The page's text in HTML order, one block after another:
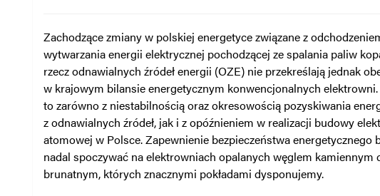
Zachodzące zmiany w polskiej energetyce związane z
wytwarzania energii elektrycznej pochodzącej ze spalania paliw
rzecz odnawialnych źródeł energii (OZE) nie przekreślają jednak
w krajowym bilansie energetycznym konwencjonalnych
to zarówno z niestabilnością oraz okresowością pozyskiwania
z odnawialnych źródeł, jak i z opóźnieniem w realizacji budowy
atomowej w Polsce. Zapewnienie bezpieczeństwa energetycznego
nadal spoczywać na elektrowniach opalanych węglem kamiennym
brunatnym, których znacznymi pokładami dysponujemy.